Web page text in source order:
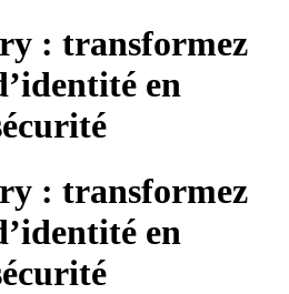
: transformez
en
: transformez
en